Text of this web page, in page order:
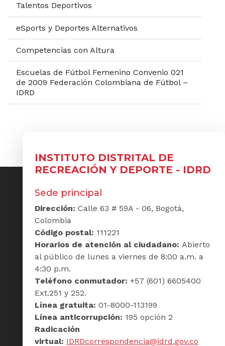
Talentos Deportivos
eSports y Deportes Alternativos
Competencias con Altura
Escuelas de Fútbol Femenino Convenio 021
de 2009 Federación Colombiana de Fútbol –
IDRD
INSTITUTO DISTRITAL DE
RECREACIÓN Y DEPORTE - IDRD
Sede principal
Dirección: Calle 63 # 59A - 06, Bogotá,
Colombia
Código postal: 111221
Horarios de atención al ciudadano: Abierto
al público de lunes a viernes de 8:00 a.m. a
4:30 p.m.
Teléfono conmutador: +57 (601) 6605400
Ext.251 y 252.
Línea gratuita: 01-8000-113199
Línea anticorrupción: 195 opción 2
Radicación
virtual: IDRDcorrespondencia@idrd.gov.co